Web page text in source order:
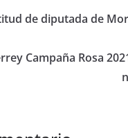
ede diputada de
Campaña Rosa